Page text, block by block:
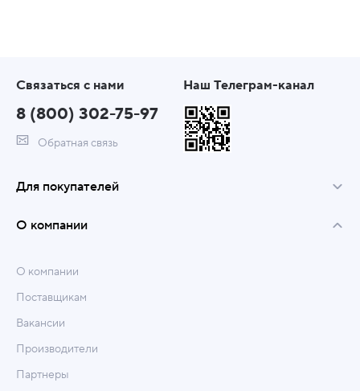
Связаться с нами
8 (800) 302-75-97
Обратная связь
Наш Телеграм-канал
Для покупателей
О компании
О компании
Поставщикам
Вакансии
Производители
Партнеры